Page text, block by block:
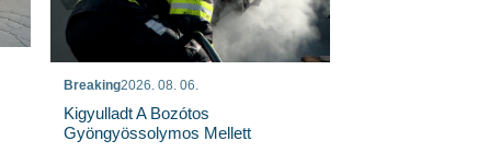
Breaking2026. 08. 06.
Kigyulladt A Bozótos
Gyöngyössolymos Mellett